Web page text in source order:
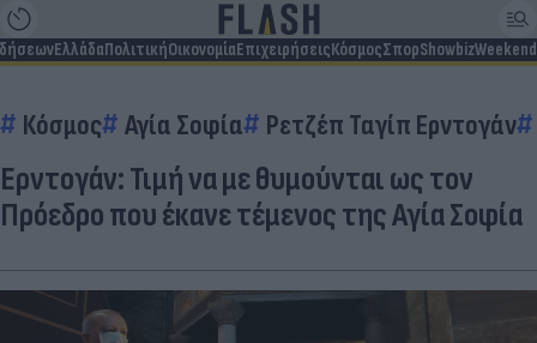
ΕλλάδαΠολιτικήΟικονομίαΕπιχειρήσειςΚόσμοςΣπορShowbizWeekend
Κόσμος Αγία Σοφία Ρετζέπ Ταγίπ Ερντογάν
Ερντογάν: Τιμή να με θυμούνται ως τον
Πρόεδρο που έκανε τέμενος της Αγία Σοφία